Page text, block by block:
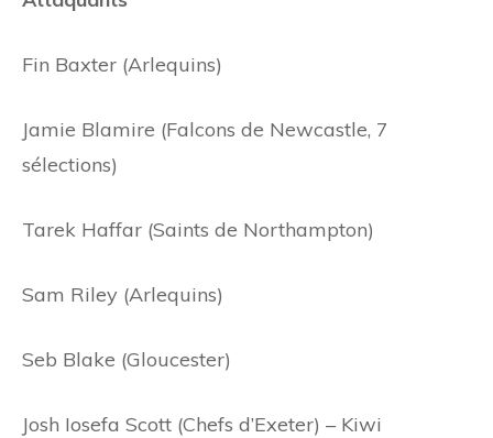
Fin Baxter (Arlequins)
Jamie Blamire (Falcons de Newcastle, 7
sélections)
Tarek Haffar (Saints de Northampton)
Sam Riley (Arlequins)
Seb Blake (Gloucester)
Josh Iosefa Scott (Chefs d’Exeter) – Kiwi